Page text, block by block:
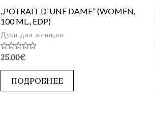
,,POTRAIT D`UNE DAME” (WOMEN,
100 ML., EDP)
Духи для женщин
Оценка
из
25.00€
ПОДРОБНЕЕ